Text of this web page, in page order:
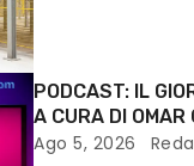
PODCAST: IL
A CURA DI OMAR
Ago 5, 2026